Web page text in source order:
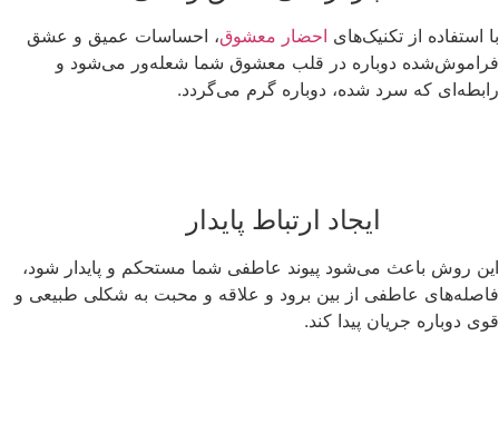
با استفاده از تکنیک‌های احضار معشوق، احساسات عمیق و عشق
فراموش‌شده دوباره در قلب معشوق شما شعله‌ور می‌شود و
رابطه‌ای که سرد شده، دوباره گرم می‌گردد.
ایجاد ارتباط پایدار
این روش باعث می‌شود پیوند عاطفی شما مستحکم و پایدار شود،
فاصله‌های عاطفی از بین برود و علاقه و محبت به شکلی طبیعی و
قوی دوباره جریان پیدا کند.